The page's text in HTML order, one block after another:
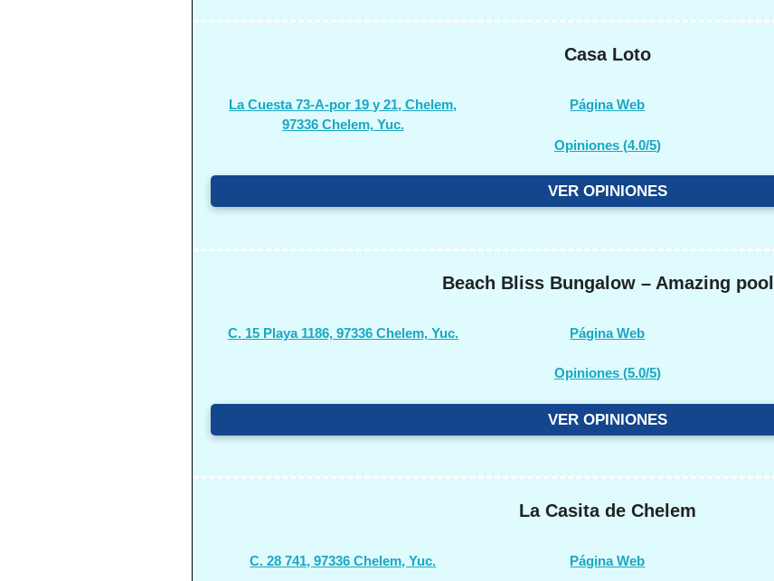
Casa Loto
La Cuesta 73-A-por 19 y 21, Chelem,
97336 Chelem, Yuc.
Página Web
Opiniones (4.0/5)
VER OPINIONES
Beach Bliss Bungalow – Amazing pool
C. 15 Playa 1186, 97336 Chelem, Yuc. Página Web
Opiniones (5.0/5)
VER OPINIONES
La Casita de Chelem
C. 28 741, 97336 Chelem, Yuc. Página Web